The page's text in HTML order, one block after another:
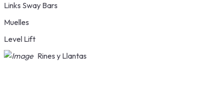
Links Sway Bars
Muelles
Level Lift
Rines y Llantas